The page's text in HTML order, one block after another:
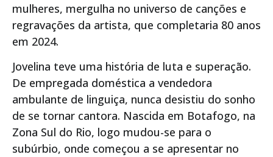
mulheres, mergulha no universo de canções e
regravações da artista, que completaria 80 anos
em 2024.
Jovelina teve uma história de luta e superação.
De empregada doméstica a vendedora
ambulante de linguiça, nunca desistiu do sonho
de se tornar cantora. Nascida em Botafogo, na
Zona Sul do Rio, logo mudou-se para o
subúrbio, onde começou a se apresentar no